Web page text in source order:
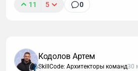
11 5 0
Кодолов Артем
SkillCode: Архитекторы команд30